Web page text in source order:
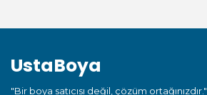
UstaBoya
"Bir boya satıcısı değil, çözüm ortağınızdır."